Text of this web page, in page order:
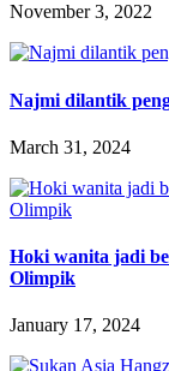
November 3, 2022
Najmi dilantik
March 31, 2024
Hoki wanita jadi
Olimpik
January 17, 2024